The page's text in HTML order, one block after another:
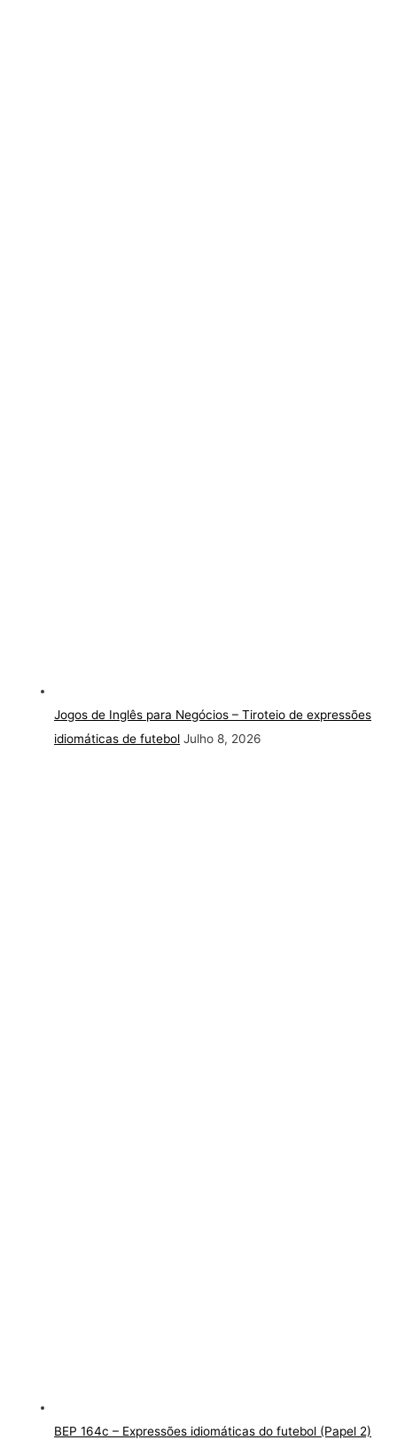
Jogos de Inglês para Negócios – Tiroteio de expressões
idiomáticas de futebol Julho 8, 2026
BEP 164c – Expressões idiomáticas do futebol (Papel 2)